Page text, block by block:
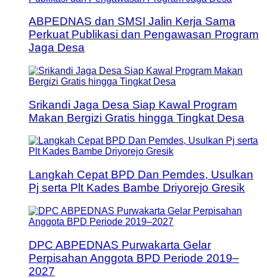
ABPEDNAS dan SMSI Jalin Kerja Sama
Perkuat Publikasi dan Pengawasan Program
Jaga Desa
Srikandi Jaga Desa Siap Kawal Program
Makan Bergizi Gratis hingga Tingkat Desa
Langkah Cepat BPD Dan Pemdes, Usulkan
Pj serta Plt Kades Bambe Driyorejo Gresik
DPC ABPEDNAS Purwakarta Gelar
Perpisahan Anggota BPD Periode 2019–
2027